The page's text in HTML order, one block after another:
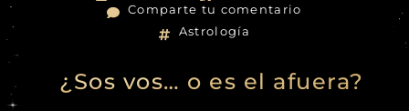
Comparte tu comentario
Astrología
¿Sos vos… o es el afuera?